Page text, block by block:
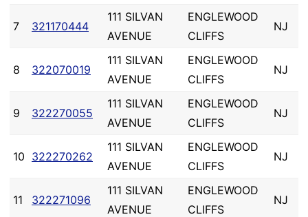
7 321170444
111 SILVAN
AVENUE
ENGLEWOOD
CLIFFS
NJ
8 322070019
111 SILVAN
AVENUE
ENGLEWOOD
CLIFFS
NJ
9 322270055
111 SILVAN
AVENUE
ENGLEWOOD
CLIFFS
NJ
10 322270262
111 SILVAN
AVENUE
ENGLEWOOD
CLIFFS
NJ
11 322271096
111 SILVAN
AVENUE
ENGLEWOOD
CLIFFS
NJ